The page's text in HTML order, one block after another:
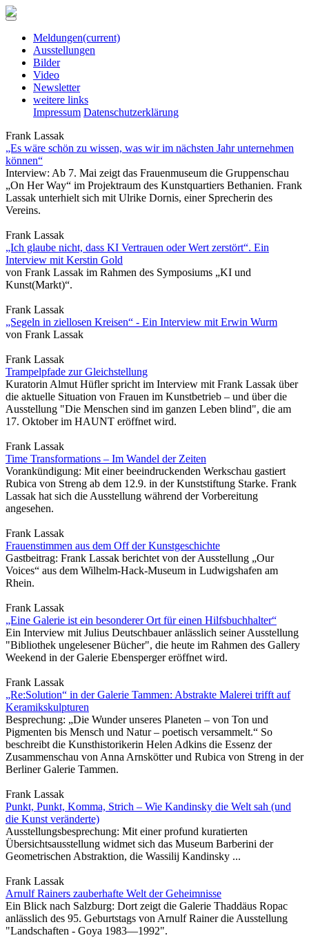
Meldungen(current)
Ausstellungen
Bilder
Video
Newsletter
weitere links
Impressum Datenschutzerklärung
Frank Lassak
„Es wäre schön zu wissen, was wir im nächsten Jahr unternehmen
können“
Interview: Ab 7. Mai zeigt das Frauenmuseum die Gruppenschau
„On Her Way“ im Projektraum des Kunstquartiers Bethanien. Frank
Lassak unterhielt sich mit Ulrike Dornis, einer Sprecherin des
Vereins.
Frank Lassak
„Ich glaube nicht, dass KI Vertrauen oder Wert zerstört“. Ein
Interview mit Kerstin Gold
von Frank Lassak im Rahmen des Symposiums „KI und
Kunst(Markt)“.
Frank Lassak
„Segeln in ziellosen Kreisen“ - Ein Interview mit Erwin Wurm
von Frank Lassak
Frank Lassak
Trampelpfade zur Gleichstellung
Kuratorin Almut Hüfler spricht im Interview mit Frank Lassak über
die aktuelle Situation von Frauen im Kunstbetrieb – und über die
Ausstellung "Die Menschen sind im ganzen Leben blind", die am
17. Oktober im HAUNT eröffnet wird.
Frank Lassak
Time Transformations – Im Wandel der Zeiten
Vorankündigung: Mit einer beeindruckenden Werkschau gastiert
Rubica von Streng ab dem 12.9. in der Kunststiftung Starke. Frank
Lassak hat sich die Ausstellung während der Vorbereitung
angesehen.
Frank Lassak
Frauenstimmen aus dem Off der Kunstgeschichte
Gastbeitrag: Frank Lassak berichtet von der Ausstellung „Our
Voices“ aus dem Wilhelm-Hack-Museum in Ludwigshafen am
Rhein.
Frank Lassak
„Eine Galerie ist ein besonderer Ort für einen Hilfsbuchhalter“
Ein Interview mit Julius Deutschbauer anlässlich seiner Ausstellung
"Bibliothek ungelesener Bücher", die heute im Rahmen des Gallery
Weekend in der Galerie Ebensperger eröffnet wird.
Frank Lassak
„Re:Solution“ in der Galerie Tammen: Abstrakte Malerei trifft auf
Keramikskulpturen
Besprechung: „Die Wunder unseres Planeten – von Ton und
Pigmenten bis Mensch und Natur – poetisch versammelt.“ So
beschreibt die Kunsthistorikerin Helen Adkins die Essenz der
Zusammenschau von Anna Arnskötter und Rubica von Streng in der
Berliner Galerie Tammen.
Frank Lassak
Punkt, Punkt, Komma, Strich – Wie Kandinsky die Welt sah (und
die Kunst veränderte)
Ausstellungsbesprechung: Mit einer profund kuratierten
Übersichtsausstellung widmet sich das Museum Barberini der
Geometrischen Abstraktion, die Wassilij Kandinsky ...
Frank Lassak
Arnulf Rainers zauberhafte Welt der Geheimnisse
Ein Blick nach Salzburg: Dort zeigt die Galerie Thaddäus Ropac
anlässlich des 95. Geburtstags von Arnulf Rainer die Ausstellung
"Landschaften - Goya 1983—1992".